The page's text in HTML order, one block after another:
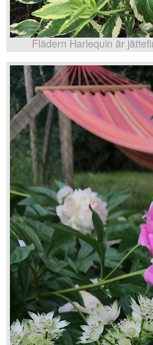
Flädern Harlequin är